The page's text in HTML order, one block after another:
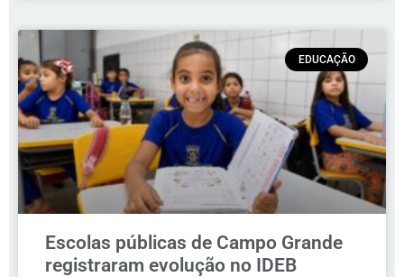
EDUCAÇÃO
Escolas públicas de Campo Grande
registraram evolução no IDEB